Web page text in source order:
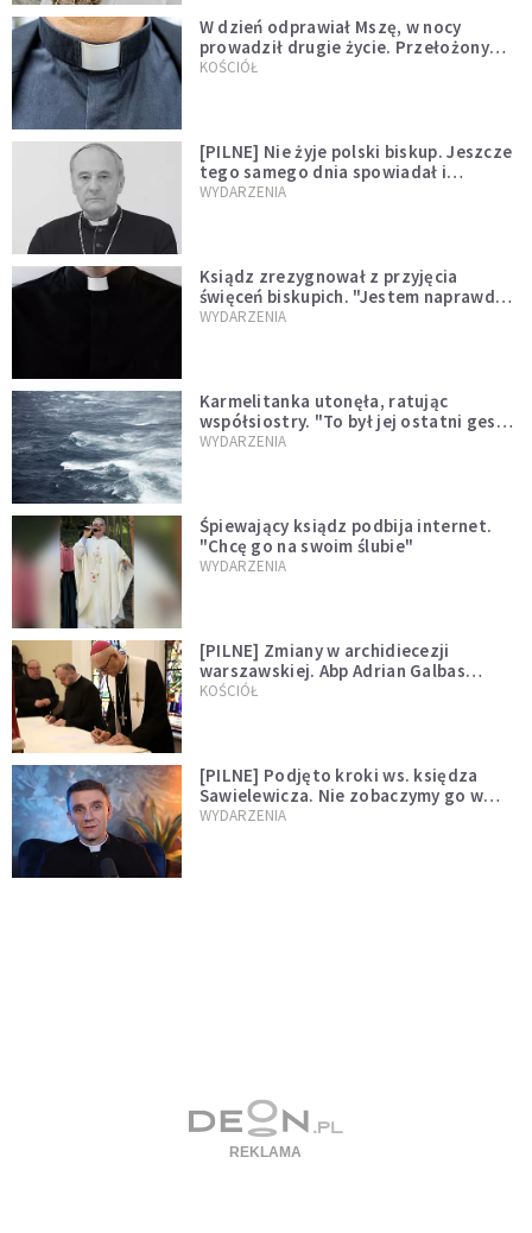
W dzień odprawiał Mszę, w nocy
prowadził drugie życie. Przełożony
kazał mu opuścić zakon
KOŚCIÓŁ
[PILNE] Nie żyje polski biskup. Jeszcze
tego samego dnia spowiadał i
sprawował Mszę świętą
WYDARZENIA
Ksiądz zrezygnował z przyjęcia
święceń biskupich. "Jestem naprawdę
niegodny"
WYDARZENIA
Karmelitanka utonęła, ratując
współsiostry. "To był jej ostatni gest
miłości"
WYDARZENIA
Śpiewający ksiądz podbija internet.
"Chcę go na swoim ślubie"
WYDARZENIA
[PILNE] Zmiany w archidiecezji
warszawskiej. Abp Adrian Galbas
wręczył dekrety nowym proboszczom
KOŚCIÓŁ
[PILNE] Podjęto kroki ws. księdza
Sawielewicza. Nie zobaczymy go w
mediach
WYDARZENIA